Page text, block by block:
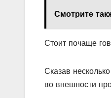
Смотрите
Стоит почаще
Сказав
во внешности